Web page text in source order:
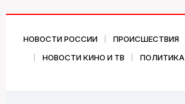
НОВОСТИ РОССИИ ПРОИСШЕСТВИЯ
НОВОСТИ КИНО И ТВ
ПОЛИТИКА